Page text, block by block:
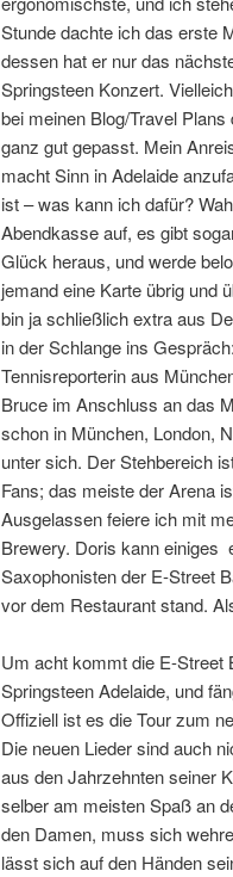
Stunde dachte ich das erste
dessen hat er nur das
Springsteen Konzert.
bei meinen Blog/Travel
ganz gut gepasst. Mein
macht Sinn in Adelaide
ist – was kann ich dafür?
Abendkasse auf, es gibt
Glück heraus, und werde
jemand eine Karte übrig und
bin ja schließlich extra aus
in der Schlange ins
Tennisreporterin aus
Bruce im Anschluss an das
schon in München, London,
unter sich. Der Stehbereich
Fans; das meiste der Arena
Ausgelassen feiere ich mit
Brewery. Doris kann einiges
Saxophonisten der E-Street
vor dem Restaurant stand.
Um acht kommt die E-Street
Springsteen Adelaide, und
Offiziell ist es die Tour zum
Die neuen Lieder sind auch
aus den Jahrzehnten seiner
selber am meisten Spaß an
den Damen, muss sich
lässt sich auf den Händen